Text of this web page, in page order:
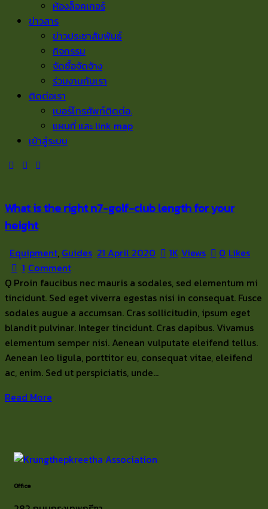
ห้องล็อคเกอร์
ข่าวสาร
ข่าวประชาสัมพันธ์
กิจกรรม
จัดซื้อจัดจ้าง
ร่วมงานกับเรา
ติดต่อเรา
เบอร์โทรศัพท์ติดต่อ.
แผนที่ และ link map
เข้าสู่ระบบ
What is the right n7-golf-club length for your
height
Equipment, Guides 21 April 2020 1K Views 0 Likes
1 Comment
Q Proin faucibus nec mauris a sodales, sed elementum mi
tincidunt. Sed eget viverra egestas nisi in consequat. Fusce
sodales augue a accumsan. Cras sollicitudin, ipsum eget
blandit pulvinar. Integer tincidunt. Cras dapibus. Vivamus
elementum semper nisi. Aenean vulputate eleifend tellus.
Aenean leo ligula, porttitor eu, consequat vitae, eleifend
ac, enim. Sed ut perspiciatis, unde…
Read More
Office